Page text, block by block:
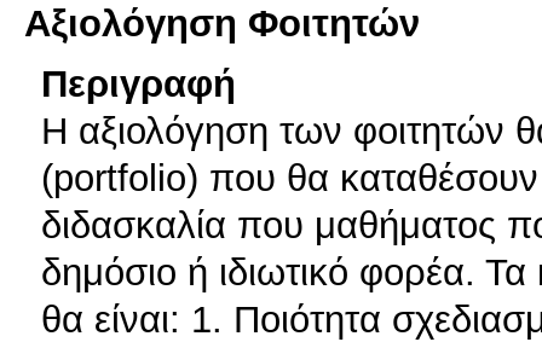
Αξιολόγηση Φοιτητών
Περιγραφή
Η αξιολόγηση των φοιτητών
(portfolio) που θα καταθέσουν
διδασκαλία που μαθήματος
δημόσιο ή ιδιωτικό φορέα.
θα είναι: 1. Ποιότητα